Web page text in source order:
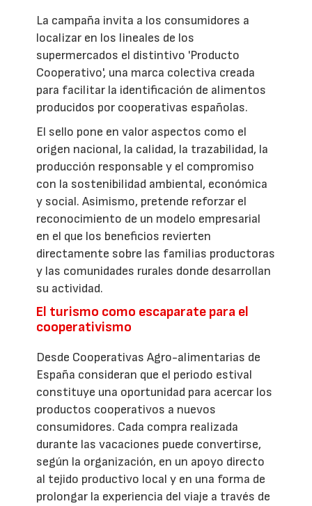
La campaña invita a los consumidores a
localizar en los lineales de los
supermercados el distintivo 'Producto
Cooperativo', una marca colectiva creada
para facilitar la identificación de alimentos
producidos por cooperativas españolas.
El sello pone en valor aspectos como el
origen nacional, la calidad, la trazabilidad, la
producción responsable y el compromiso
con la sostenibilidad ambiental, económica
y social. Asimismo, pretende reforzar el
reconocimiento de un modelo empresarial
en el que los beneficios revierten
directamente sobre las familias productoras
y las comunidades rurales donde desarrollan
su actividad.
El turismo como escaparate para el
cooperativismo
Desde Cooperativas Agro-alimentarias de
España consideran que el periodo estival
constituye una oportunidad para acercar los
productos cooperativos a nuevos
consumidores. Cada compra realizada
durante las vacaciones puede convertirse,
según la organización, en un apoyo directo
al tejido productivo local y en una forma de
prolongar la experiencia del viaje a través de